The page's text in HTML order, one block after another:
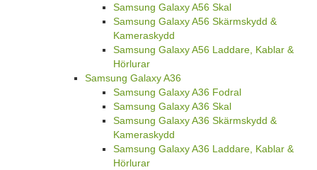
Samsung Galaxy A56 Skal
Samsung Galaxy A56 Skärmskydd &
Kameraskydd
Samsung Galaxy A56 Laddare, Kablar &
Hörlurar
Samsung Galaxy A36
Samsung Galaxy A36 Fodral
Samsung Galaxy A36 Skal
Samsung Galaxy A36 Skärmskydd &
Kameraskydd
Samsung Galaxy A36 Laddare, Kablar &
Hörlurar